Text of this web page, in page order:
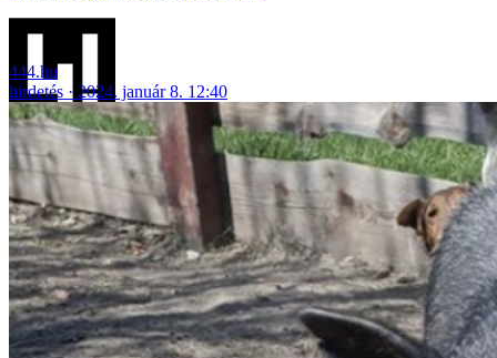
444.hu
hirdetés
2024. január 8. 12:40